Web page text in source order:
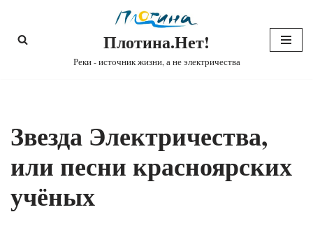
Перейти
Плотина.Нет!
Реки - источник жизни, а не электричества
Звезда Электричества,
или песни красноярских
учёных